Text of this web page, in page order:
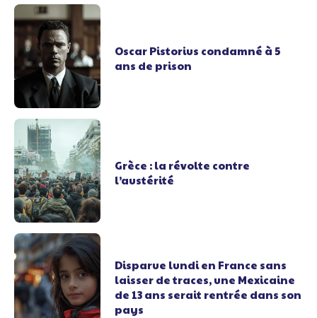
Oscar Pistorius condamné à 5
ans de prison
Grèce : la révolte contre
l’austérité
Disparue lundi en France sans
laisser de traces, une Mexicaine
de 13 ans serait rentrée dans son
pays